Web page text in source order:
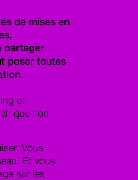
de mises en
partager
poser toutes
et
que l'on
Vous
Et vous
sur les